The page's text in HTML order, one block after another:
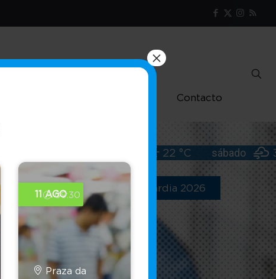
Contacto
Farmacias de guardia 2026
22 °C sábado
11 AGO09:30
Praza da
×